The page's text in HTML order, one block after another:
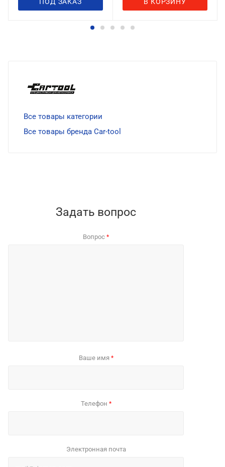
Все товары категории
Все товары бренда Car-tool
Задать вопрос
Вопрос *
Ваше имя *
Телефон *
Электронная почта